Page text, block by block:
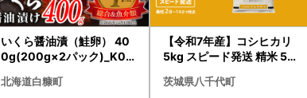
いくら醤油漬（鮭卵） 40
0g(200g×2パック)_K02
北海道白糠町
【令和7年産】コシヒカリ
5kg スピード発送 精米 5k
町
茨城県八千代町